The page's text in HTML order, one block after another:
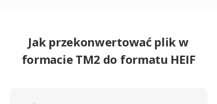
Jak przekonwertować plik w
formacie TM2 do formatu HEIF